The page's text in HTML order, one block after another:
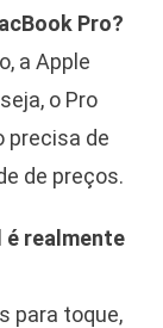
Pro?
a Apple
o Pro
precisa de
de preços.
é realmente
para toque,